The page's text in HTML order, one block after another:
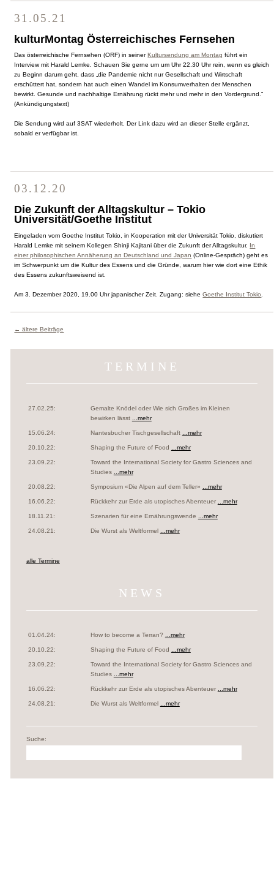
31.05.21
kulturMontag Österreichisches Fernsehen
Das österreichische Fernsehen (ORF) in seiner Kultursendung am Montag führt ein
Interview mit Harald Lemke. Schauen Sie gerne um um Uhr 22.30 Uhr rein, wenn es gleich
zu Beginn darum geht, dass „die Pandemie nicht nur Gesellschaft und Wirtschaft
erschüttert hat, sondern hat auch einen Wandel im Konsumverhalten der Menschen
bewirkt. Gesunde und nachhaltige Ernährung rückt mehr und mehr in den Vordergrund.“
(Ankündigungstext)
Die Sendung wird auf 3SAT wiederholt. Der Link dazu wird an dieser Stelle ergänzt,
sobald er verfügbar ist.
03.12.20
Die Zukunft der Alltagskultur – Tokio
Universität/Goethe Institut
Eingeladen vom Goethe Institut Tokio, in Kooperation mit der Universität Tokio, diskutiert
Harald Lemke mit seinem Kollegen Shinji Kajitani über die Zukunft der Alltagskultur. In
einer philosophischen Annäherung an Deutschland und Japan (Online-Gespräch) geht es
im Schwerpunkt um die Kultur des Essens und die Gründe, warum hier wie dort eine Ethik
des Essens zukunftsweisend ist.
Am 3. Dezember 2020, 19.00 Uhr japanischer Zeit. Zugang: sieheGoethe Institut Tokio
← ältere Beiträge
TERMINE
27.02.25:
Gemalte Knödel oder Wie sich Großes im Kleinen
bewirken lässt
...mehr
15.06.24: Nantesbucher Tischgesellschaft ...mehr
20.10.22: Shaping the Future of Food ...mehr
23.09.22:
Toward the International Society for Gastro Sciences and
Studies
...mehr
20.08.22: Symposium «Die Alpen auf dem Teller» ...mehr
16.06.22: Rückkehr zur Erde als utopisches Abenteuer ...mehr
18.11.21: Szenarien für eine Ernährungswende ...mehr
24.08.21: Die Wurst als Weltformel ...mehr
alle Termine
NEWS
01.04.24: How to become a Terran? ...mehr
20.10.22: Shaping the Future of Food ...mehr
23.09.22:
Toward the International Society for Gastro Sciences and
Studies
...mehr
16.06.22: Rückkehr zur Erde als utopisches Abenteuer ...mehr
24.08.21: Die Wurst als Weltformel ...mehr